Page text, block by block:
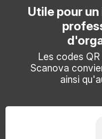
Utile pour
Les codes
Scanova
ainsi